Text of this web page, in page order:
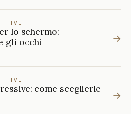
lo schermo:
gli occhi
→
come sceglierle
→